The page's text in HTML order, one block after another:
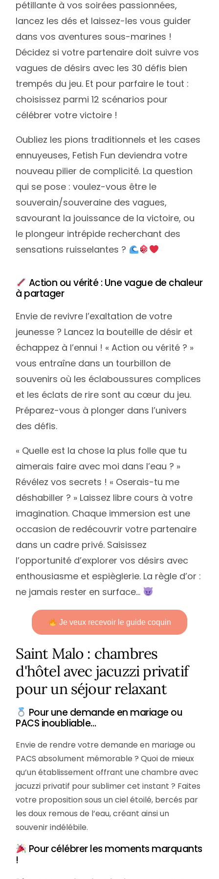
pétillante à vos soirées passionnées,
lancez les dés et laissez-les vous guider
dans vos aventures sous-marines !
Décidez si votre partenaire doit suivre vos
vagues de désirs avec les 30 défis bien
trempés du jeu. Et pour parfaire le tout :
choisissez parmi 12 scénarios pour
célébrer votre victoire !
Oubliez les pions traditionnels et les cases
ennuyeuses, Fetish Fun deviendra votre
nouveau pilier de complicité. La question
qui se pose : voulez-vous être le
souverain/souveraine des vagues,
savourant la jouissance de la victoire, ou
le plongeur intrépide recherchant des
sensations ruisselantes ?
Action ou vérité : Une vague de chaleur
à partager
Envie de revivre l’exaltation de votre
jeunesse ? Lancez la bouteille de désir et
échappez à l’ennui ! « Action ou vérité ? »
vous entraîne dans un tourbillon de
souvenirs où les éclaboussures complices
et les éclats de rire sont au cœur du jeu.
Préparez-vous à plonger dans l’univers
des défis.
« Quelle est la chose la plus folle que tu
aimerais faire avec moi dans l’eau ? »
Révélez vos secrets ! « Oserais-tu me
déshabiller ? » Laissez libre cours à votre
imagination. Chaque immersion est une
occasion de redécouvrir votre partenaire
dans un cadre privé. Saisissez
l’opportunité d’explorer vos désirs avec
enthousiasme et espièglerie. La règle d’or :
ne jamais rester en surface…
Je veux recevoir le guide coquin
Saint Malo : chambres
d'hôtel avec jacuzzi privatif
pour un séjour relaxant
Pour une demande en mariage ou
PACS inoubliable…
Envie de rendre votre demande en mariage ou
PACS absolument mémorable ? Quoi de mieux
qu’un établissement offrant une chambre avec
jacuzzi privatif pour sublimer cet instant ? Faites
votre proposition sous un ciel étoilé, bercés par
les doux remous de l’eau, créant ainsi un
souvenir indélébile.
Pour célébrer les moments marquants
!